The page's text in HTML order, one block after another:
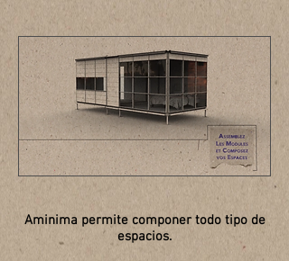
Aminima permite componer todo tipo de
espacios.